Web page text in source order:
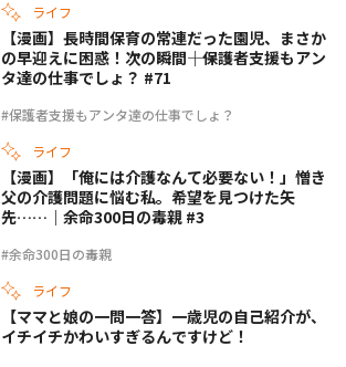
ライフ
#保護者支援もアンタ達の仕事でしょ？
【漫画】長時間保育の常連だった園児、まさか
の早迎えに困惑！次の瞬間――｜保護者支援もアン
タ達の仕事でしょ？ #71
ライフ
#余命300日の毒親
【漫画】「俺には介護なんて必要ない！」憎き
父の介護問題に悩む私。希望を見つけた矢
先……｜余命300日の毒親 #3
ライフ
【ママと娘の一問一答】一歳児の自己紹介が、
イチイチかわいすぎるんですけど！